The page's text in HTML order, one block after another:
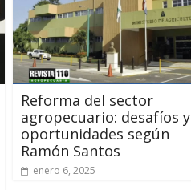
Reforma del sector
agropecuario: desafíos y
oportunidades según
Ramón Santos
enero 6, 2025